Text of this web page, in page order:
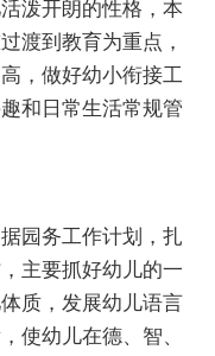
泼开朗的性格，本
渡到教育为重点，
，做好幼小衔接工
和日常生活常规管
园务工作计划，扎
主要抓好幼儿的一
质，发展幼儿语言
使幼儿在德、智、